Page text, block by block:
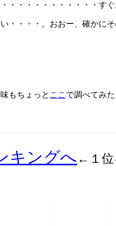
・・・・・・・・・・・す
・・・・。おおー、確かに
もちょっと ここ で調べてみ
キングへ ←１位